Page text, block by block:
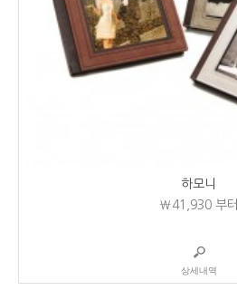
하모니
₩41,930부터
상세내역